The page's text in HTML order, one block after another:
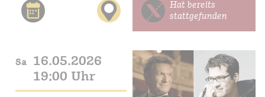
Hat bereits
stattgefunden
Sa
16.05.2026
19:00 Uhr